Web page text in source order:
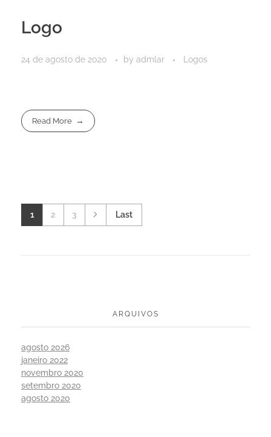
Logo
24 de agosto de 2020 by admlar Logos
Read More
1 2 3 Last
ARQUIVOS
agosto 2026
janeiro 2022
novembro 2020
setembro 2020
agosto 2020